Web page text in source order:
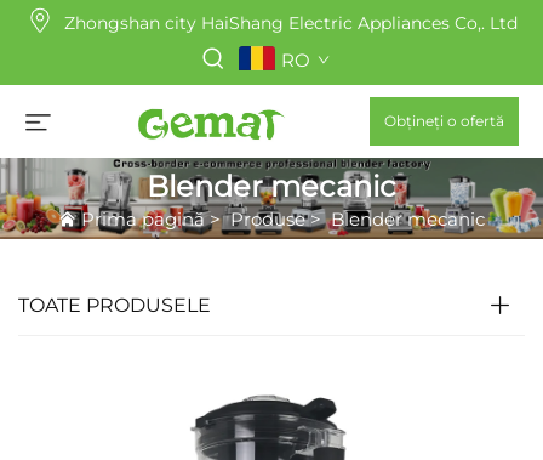
Zhongshan city HaiShang Electric Appliances Co,. Ltd
RO
Obțineți o ofertă
Blender mecanic
Prima pagină>Produse>Blender mecanic
TOATE PRODUSELE